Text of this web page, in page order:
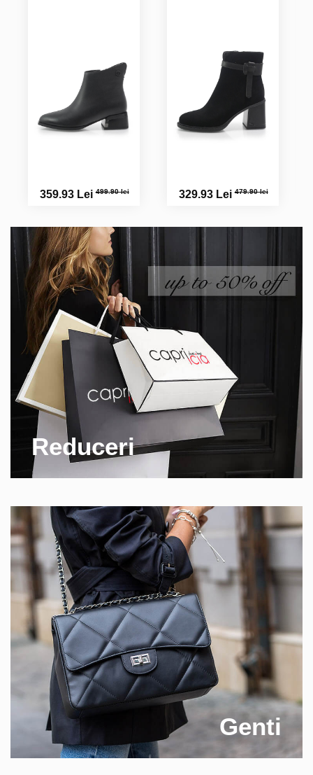
359.93 Lei499.90 lei 329.93 Lei479.90 lei
Reduceri
Genti